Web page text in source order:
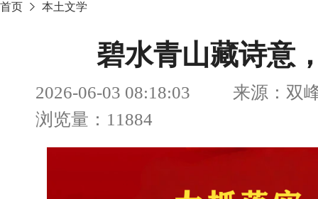
首页 本土文学
碧水青山藏诗意
2026-06-03 08:18:03 来源：双
浏览量：11884